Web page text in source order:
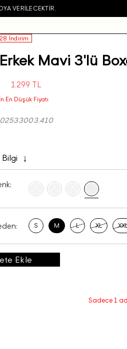
İndirim
Mavi 3'lü
1.299 TL
En Düşük Fiyatı
S M L XL
Ekle
Sadece 1